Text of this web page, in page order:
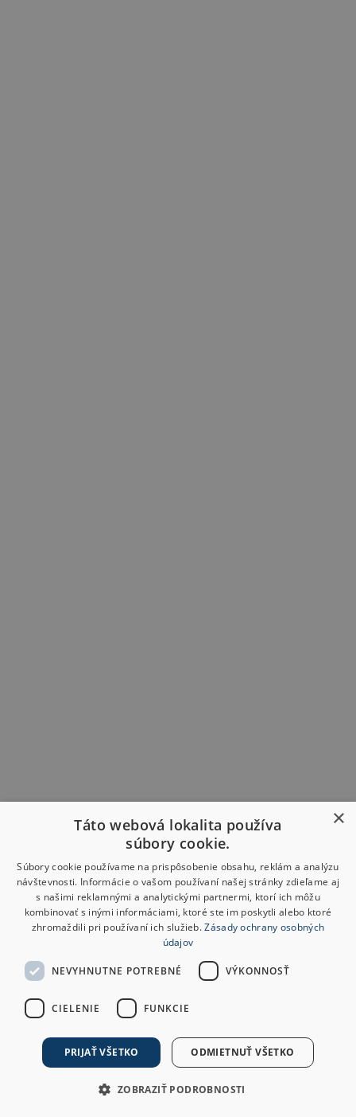
×
Táto webová lokalita používa
súbory cookie.
Súbory cookie používame na prispôsobenie obsahu, reklám a analýzu
návštevnosti. Informácie o vašom používaní našej stránky zdieľame aj
s našimi reklamnými a analytickými partnermi, ktorí ich môžu
kombinovať s inými informáciami, ktoré ste im poskytli alebo ktoré
zhromaždili pri používaní ich služieb.Zásady ochrany osobných
údajov
NEVYHNUTNE POTREBNÉ VÝKONNOSŤ
CIELENIE FUNKCIE
PRIJAŤ VŠETKO ODMIETNUŤ VŠETKO
ZOBRAZIŤ PODROBNOSTI